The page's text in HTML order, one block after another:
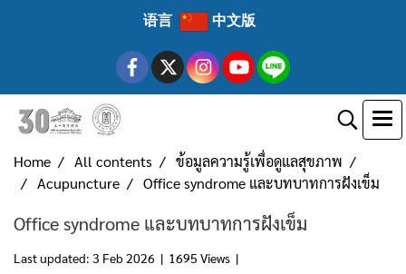
语言 中文版
Home All contents
ข้อมูลความรู้เพื่อดูแลสุขภาพ
Acupuncture
Office syndrome และบทบาทการฝังเข็ม
Office syndrome และบทบาทการฝังเข็ม
Last updated: 3 Feb 2026 | 1695 Views |